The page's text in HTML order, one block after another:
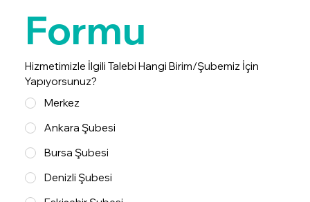
Formu
Hizmetimizle İlgili Talebi Hangi Birim/Şubemiz İçin
Yapıyorsunuz?
Merkez
Ankara Şubesi
Bursa Şubesi
Denizli Şubesi